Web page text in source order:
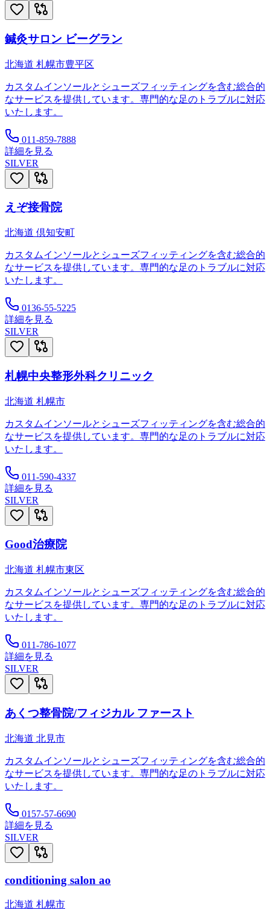
鍼灸サロン ビーグラン
北海道 札幌市豊平区
カスタムインソールとシューズフィッティングを含む総合的
なサービスを提供しています。専門的な足のトラブルに対応
いたします。
011-859-7888
詳細を見る
SILVER
えぞ接骨院
北海道 倶知安町
カスタムインソールとシューズフィッティングを含む総合的
なサービスを提供しています。専門的な足のトラブルに対応
いたします。
0136-55-5225
詳細を見る
SILVER
札幌中央整形外科クリニック
北海道 札幌市
カスタムインソールとシューズフィッティングを含む総合的
なサービスを提供しています。専門的な足のトラブルに対応
いたします。
011-590-4337
詳細を見る
SILVER
Good治療院
北海道 札幌市東区
カスタムインソールとシューズフィッティングを含む総合的
なサービスを提供しています。専門的な足のトラブルに対応
いたします。
011-786-1077
詳細を見る
SILVER
あくつ整骨院/フィジカル ファースト
北海道 北見市
カスタムインソールとシューズフィッティングを含む総合的
なサービスを提供しています。専門的な足のトラブルに対応
いたします。
0157-57-6690
詳細を見る
SILVER
conditioning salon ao
北海道 札幌市